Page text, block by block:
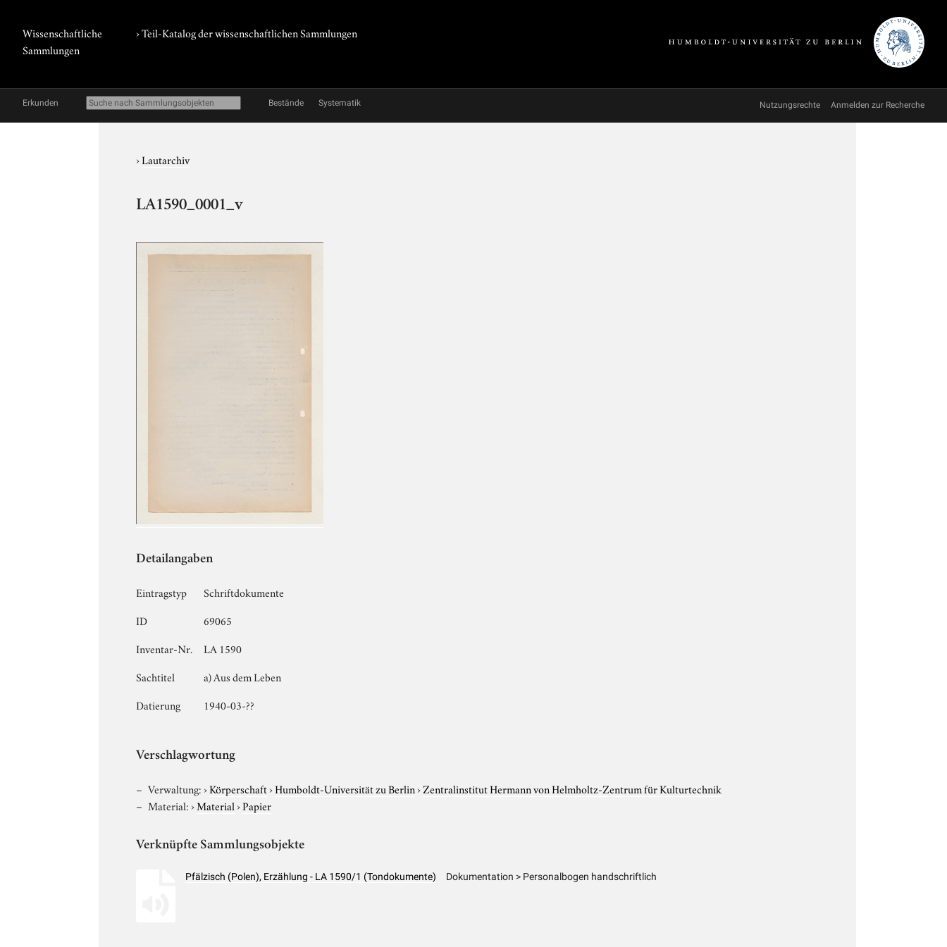
Wissenschaftliche
Sammlungen
› Teil-Katalog der wissenschaftlichen Sammlungen
Erkunden Bestände Systematik Nutzungsrechte Anmelden zur Recherche
›Lautarchiv
LA1590_0001_v
Detailangaben
Eintragstyp
Schriftdokumente
ID
69065
Inventar-Nr.
LA 1590
Sachtitel
a) Aus dem Leben
Datierung
1940-03-??
Verschlagwortung
Verwaltung:›Körperschaft›Humboldt-Universität zu Berlin›Zentralinstitut Hermann von Helmholtz-Zentrum für Kulturtechnik
Material:›Material›Papier
Verknüpfte Sammlungsobjekte
Pfälzisch (Polen), Erzählung - LA 1590/1 (Tondokumente) Dokumentation > Personalbogen handschriftlich